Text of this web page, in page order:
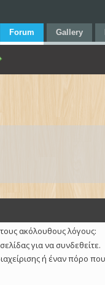
Forum Gallery
ακόλουθους λόγους:
για να συνδεθείτε.
ή έναν πόρο